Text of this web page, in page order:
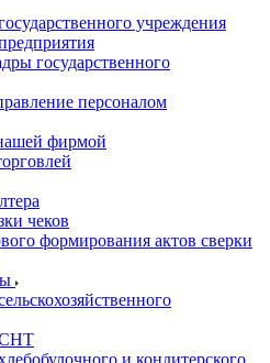
учреждения
государственного
персоналом
фирмой
чеков
формирования актов сверки
СНТ
и кондитерского